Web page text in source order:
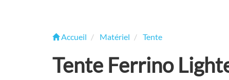
Accueil Matériel Tente
Tente Ferrino